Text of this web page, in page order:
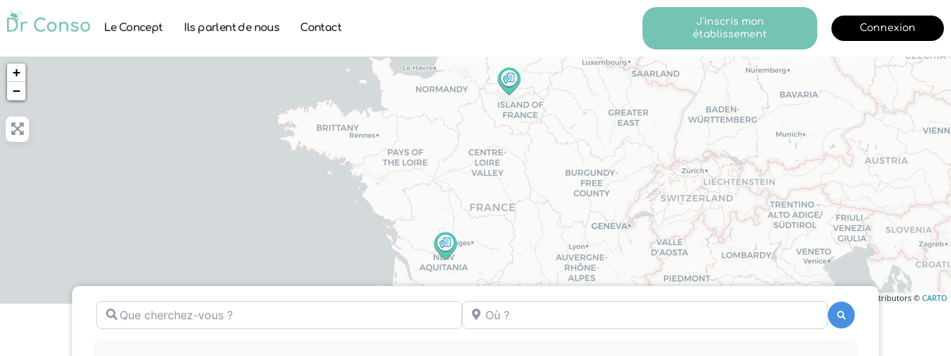
Le Concept Ils parlent de nous Contact
J'inscris mon
établissement
Connexion
+
−
contributors © CARTO
Que cherchez-vous ? Où ?